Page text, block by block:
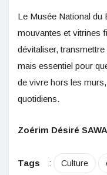
Le Musée National du
mouvantes et vitrines
dévitaliser,
mais essentiel pour
de vivre hors les
quotidiens.
Zoérim Désiré
Tags : Culture